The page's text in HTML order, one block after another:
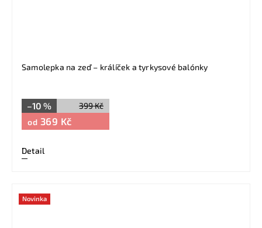
Samolepka na zeď – králíček a tyrkysové balónky
399 Kč
–10 %
od 369 Kč
Detail
Novinka